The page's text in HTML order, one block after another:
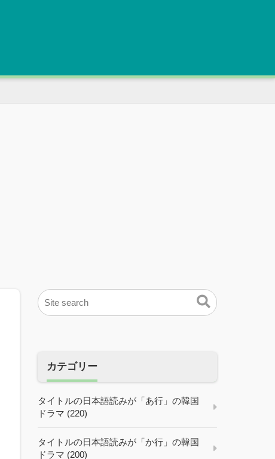
カテゴリー
タイトルの日本語読みが「あ行」の韓国
ドラマ (220)
タイトルの日本語読みが「か行」の韓国
ドラマ (200)